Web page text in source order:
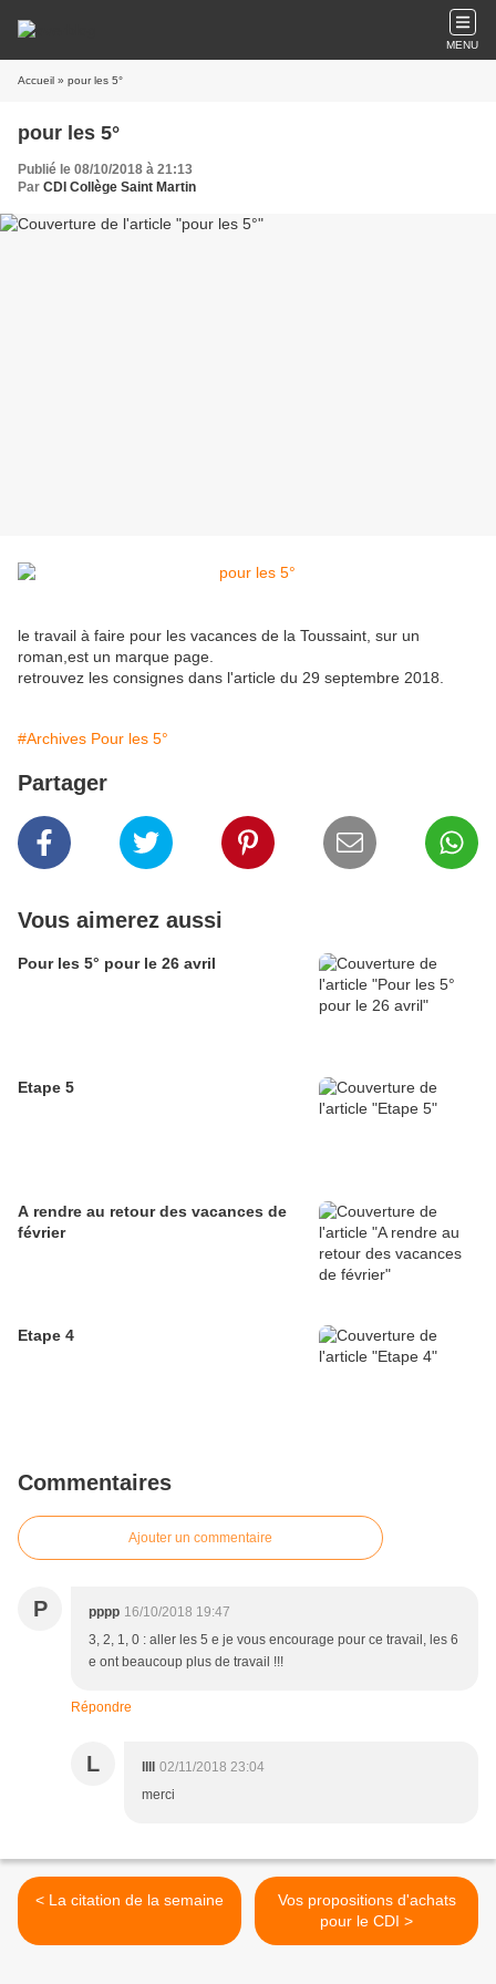
MENU
Accueil » pour les 5°
pour les 5°
Publié le 08/10/2018 à 21:13
Par CDI Collège Saint Martin
le travail à faire pour les vacances de la Toussaint, sur un
roman,est un marque page.
retrouvez les consignes dans l'article du 29 septembre 2018.
#Archives Pour les 5°
Partager
Vous aimerez aussi
Pour les 5° pour le 26 avril
Etape 5
A rendre au retour des vacances de
février
Etape 4
Commentaires
Ajouter un commentaire
P pppp 16/10/2018 19:47
3, 2, 1, 0 : aller les 5 e je vous encourage pour ce travail, les 6
e ont beaucoup plus de travail !!!
Répondre
L
02/11/2018 23:04
merci
< La citation de la semaine
Vos propositions d'achats
pour le CDI >